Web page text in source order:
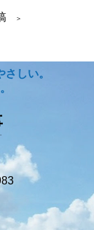
＞
しい。